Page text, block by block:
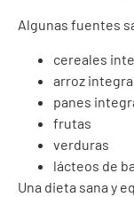
Algunas fuentes
cereales
arroz
panes
frutas
verduras
lácteos de
Una dieta sana y